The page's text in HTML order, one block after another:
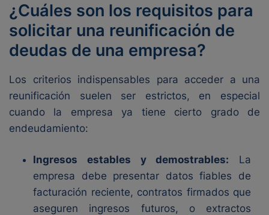
¿Cuáles son los requisitos para
solicitar una reunificación de
deudas de una empresa?
Los criterios indispensables para acceder a una
reunificación suelen ser estrictos, en especial
cuando la empresa ya tiene cierto grado de
endeudamiento:
Ingresos estables y demostrables: La
empresa debe presentar datos fiables de
facturación reciente, contratos firmados que
aseguren ingresos futuros, o extractos